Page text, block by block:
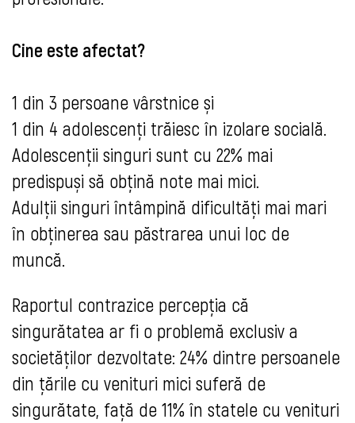
Cine este afectat?
1 din 3 persoane vârstnice și
1 din 4 adolescenți trăiesc în izolare socială.
Adolescenții singuri sunt cu 22% mai
predispuși să obțină note mai mici.
Adulții singuri întâmpină dificultăți mai mari
în obținerea sau păstrarea unui loc de
muncă.
Raportul contrazice percepția că
singurătatea ar fi o problemă exclusiv a
societăților dezvoltate: 24% dintre persoanele
din țările cu venituri mici suferă de
singurătate, față de 11% în statele cu venituri